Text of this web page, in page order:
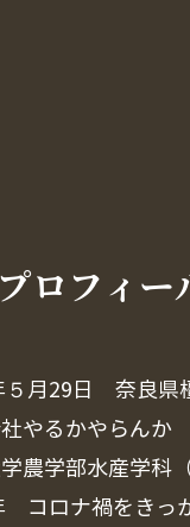
ロフィー
５月29日 奈良県
やるかやらんか
農学部水産学科
コロナ禍をきっ